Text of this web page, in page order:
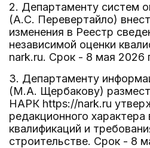
2. Департаменту систем
(А.С. Перевертайло)
изменения в Реестр
независимой оценки
nark.ru. Срок - 8 мая 2026
3. Департаменту
(М.А. Щербакову)
НАРК https://nark.ru
редакционного характера
квалификаций и
строительстве. Срок - 8